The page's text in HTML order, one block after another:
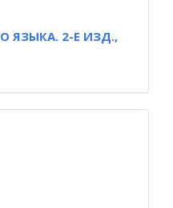
ЯЗЫКА. 2-Е ИЗД.,